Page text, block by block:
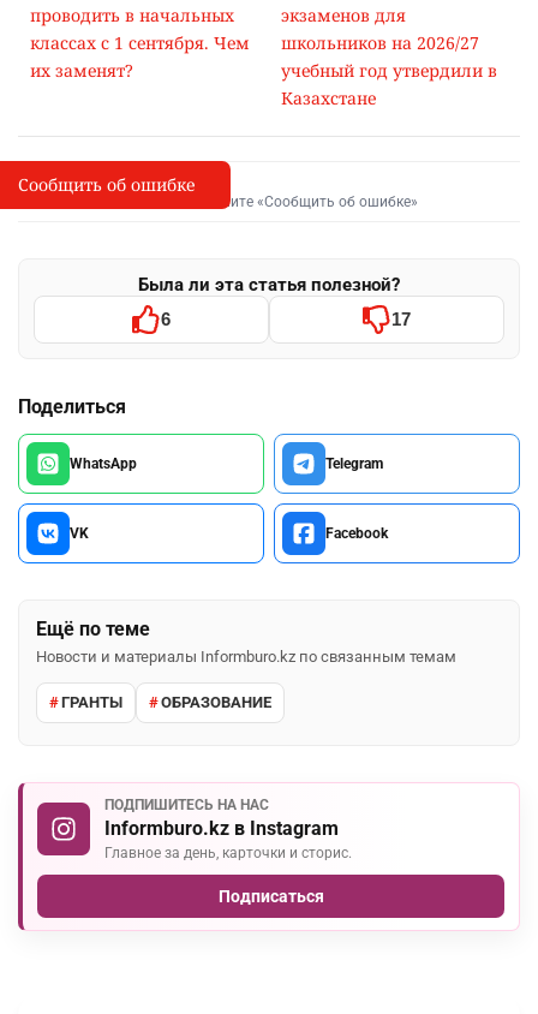
проводить в начальных
классах с 1 сентября. Чем
их заменят?
экзаменов для
школьников на 2026/27
учебный год утвердили в
Казахстане
I
Сообщить об опечатке
Выделите фрагмент и нажмите «Сообщить об ошибке»
Была ли эта статья полезной?
6 17
Поделиться
WhatsApp Telegram
VK Facebook
Ещё по теме
Новости и материалы Informburo.kz по связанным темам
ГРАНТЫ ОБРАЗОВАНИЕ
ПОДПИШИТЕСЬ НА НАС
Informburo.kz в Instagram
Главное за день, карточки и сторис.
Подписаться
Сообщить об ошибке